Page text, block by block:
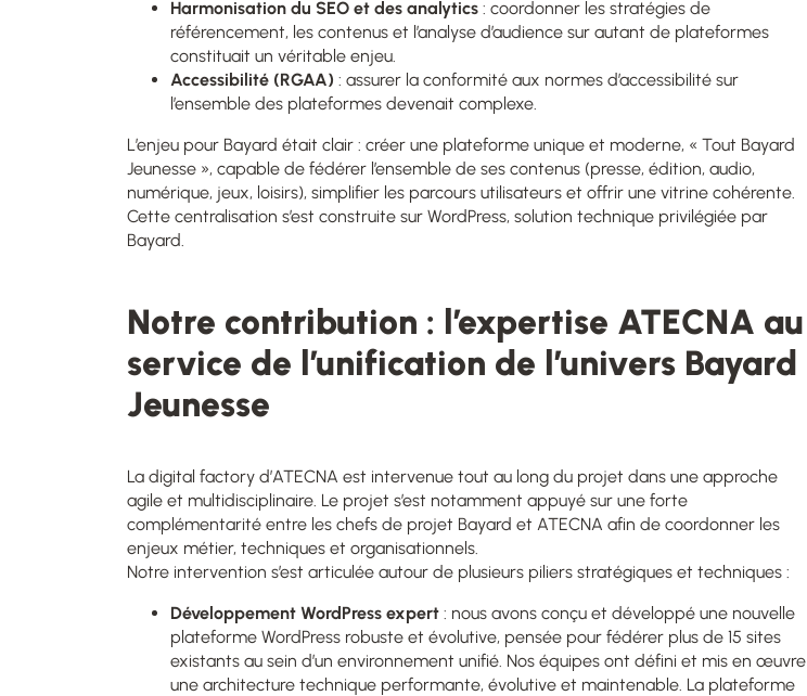
Harmonisation du SEO et des analytics : coordonner les stratégies de
référencement, les contenus et l’analyse d’audience sur autant de plateformes
constituait un véritable enjeu.
Accessibilité (RGAA) : assurer la conformité aux normes d’accessibilité sur
l’ensemble des plateformes devenait complexe.
L’enjeu pour Bayard était clair : créer une plateforme unique et moderne, « Tout Bayard
Jeunesse », capable de fédérer l’ensemble de ses contenus (presse, édition, audio,
numérique, jeux, loisirs), simplifier les parcours utilisateurs et offrir une vitrine cohérente.
Cette centralisation s’est construite sur WordPress, solution technique privilégiée par
Bayard.
Notre contribution : l’expertise ATECNA au
service de l’unification de l’univers Bayard
Jeunesse
La digital factory d’ATECNA est intervenue tout au long du projet dans une approche
agile et multidisciplinaire. Le projet s’est notamment appuyé sur une forte
complémentarité entre les chefs de projet Bayard et ATECNA afin de coordonner les
enjeux métier, techniques et organisationnels.
Notre intervention s’est articulée autour de plusieurs piliers stratégiques et techniques :
Développement WordPress expert : nous avons conçu et développé une nouvelle
plateforme WordPress robuste et évolutive, pensée pour fédérer plus de 15 sites
existants au sein d’un environnement unifié. Nos équipes ont défini et mis en œuvre
une architecture technique performante, évolutive et maintenable. La plateforme